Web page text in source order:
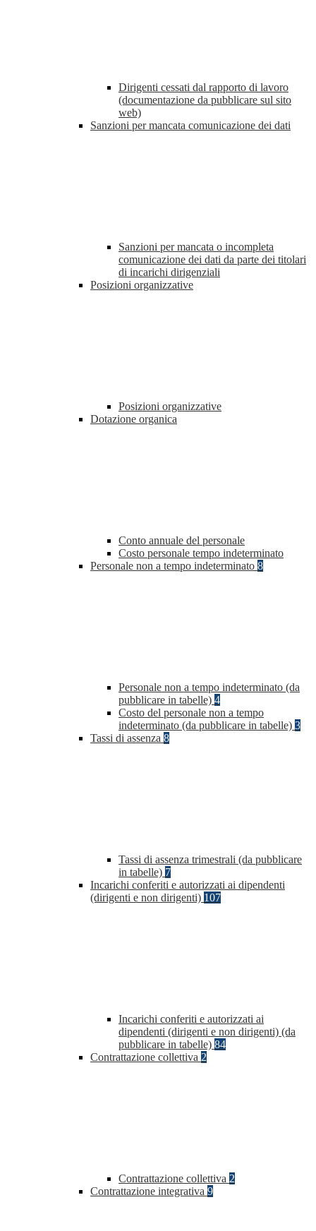
Dirigenti cessati dal rapporto di lavoro
(documentazione da pubblicare sul sito
web)
Sanzioni per mancata comunicazione dei dati
Sanzioni per mancata o incompleta
comunicazione dei dati da parte dei titolari
di incarichi dirigenziali
Posizioni organizzative
Posizioni organizzative
Dotazione organica
Conto annuale del personale
Costo personale tempo indeterminato
Personale non a tempo indeterminato 8
Personale non a tempo indeterminato (da
pubblicare in tabelle) 4
Costo del personale non a tempo
indeterminato (da pubblicare in tabelle) 3
Tassi di assenza 8
Tassi di assenza trimestrali (da pubblicare
in tabelle) 7
Incarichi conferiti e autorizzati ai dipendenti
(dirigenti e non dirigenti) 107
Incarichi conferiti e autorizzati ai
dipendenti (dirigenti e non dirigenti) (da
pubblicare in tabelle) 84
Contrattazione collettiva 2
Contrattazione collettiva 2
Contrattazione integrativa 9